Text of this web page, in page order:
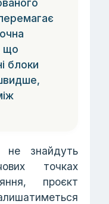
що
блоки
не знайдуть
точках
проєкт